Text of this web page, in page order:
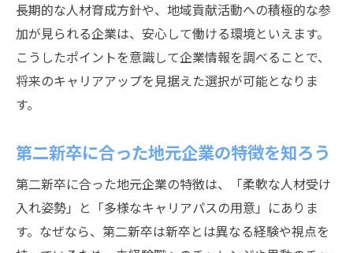
長期的な人材育成方針や、地域貢献活動への積極的な参
加が見られる企業は、安心して働ける環境といえます。
こうしたポイントを意識して企業情報を調べることで、
将来のキャリアアップを見据えた選択が可能となりま
す。
第二新卒に合った地元企業の特徴を知ろう
第二新卒に合った地元企業の特徴は、「柔軟な人材受け
入れ姿勢」と「多様なキャリアパスの用意」にありま
す。なぜなら、第二新卒は新卒とは異なる経験や視点を